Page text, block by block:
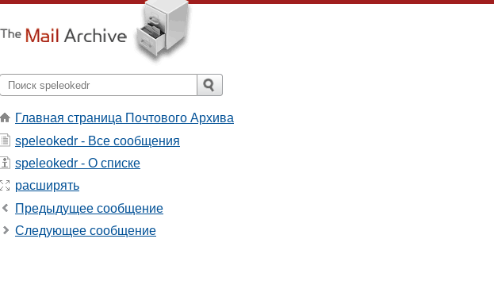
Главная страница Почтового Архива
speleokedr - Все сообщения
speleokedr - О списке
расширять
Предыдущее сообщение
Следующее сообщение